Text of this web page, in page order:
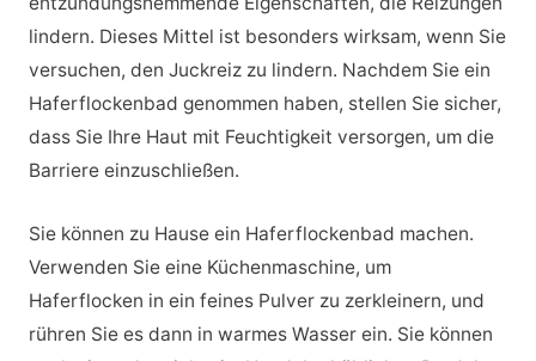
lindern. Dieses Mittel ist besonders wirksam, wenn Sie
versuchen, den Juckreiz zu lindern. Nachdem Sie ein
Haferflockenbad genommen haben, stellen Sie sicher,
dass Sie Ihre Haut mit Feuchtigkeit versorgen, um die
Barriere einzuschließen.
Sie können zu Hause ein Haferflockenbad machen.
Verwenden Sie eine Küchenmaschine, um
Haferflocken in ein feines Pulver zu zerkleinern, und
rühren Sie es dann in warmes Wasser ein. Sie können